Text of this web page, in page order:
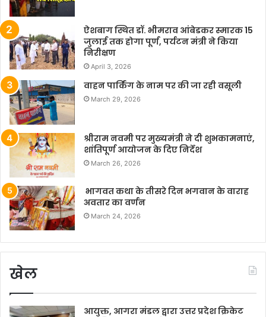
ऐशबाग स्थित डॉ. भीमराव आंबेडकर स्मारक 15
जुलाई तक होगा पूर्ण, पर्यटन मंत्री ने किया
निरीक्षण
April 3, 2026
वाहन पार्किंग के नाम पर की जा रही वसूली
March 29, 2026
श्रीराम नवमी पर मुख्यमंत्री ने दी शुभकामनाएं,
शांतिपूर्ण आयोजन के दिए निर्देश
March 26, 2026
भागवत कथा के तीसरे दिन भगवान के वाराह
अवतार का वर्णन
March 24, 2026
खेल
आयुक्त, आगरा मंडल द्वारा उत्तर प्रदेश क्रिकेट